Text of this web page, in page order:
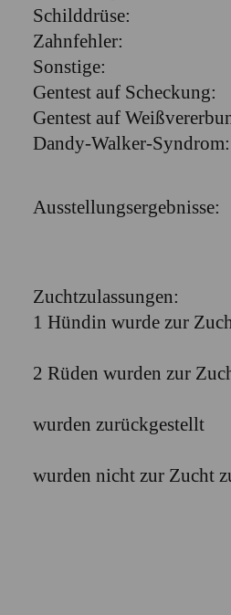
Schilddrüse:
Zahnfehler:
Sonstige:
Gentest auf Scheckung:
Gentest auf
Dandy-Walker-Syndrom:
Ausstellungsergebnisse:
1 Hündin wurde zur
2 Rüden wurden zur
2
wurden zurückgestellt
2
wurden nicht zur Zucht